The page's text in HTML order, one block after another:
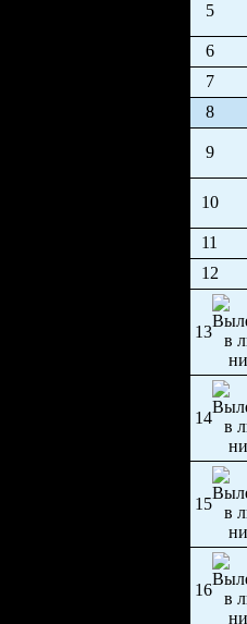
5
6
7
8
9
10
11
12
13
14
15
16